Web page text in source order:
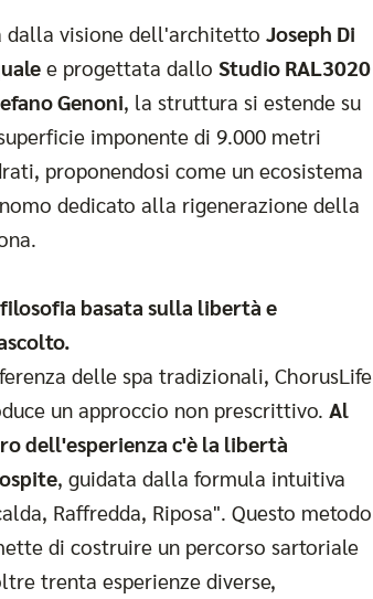
dalla visione dell'architetto Joseph Di
e progettata dallo Studio RAL3020
Genoni, la struttura si estende su
imponente di 9.000 metri
proponendosi come un ecosistema
dedicato alla rigenerazione della
basata sulla libertà e
delle spa tradizionali, ChorusLife
un approccio non prescrittivo. Al
dell'esperienza c'è la libertà
, guidata dalla formula intuitiva
Raffredda, Riposa". Questo metodo
di costruire un percorso sartoriale
trenta esperienze diverse,